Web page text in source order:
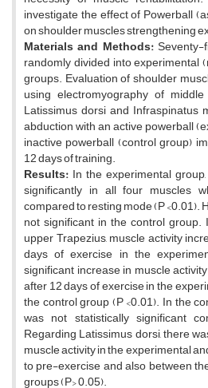
investigate the effect of Powerball
on shoulder muscles strengthening
Materials and Methods:Seventy-
randomly divided into experimental
groups. Evaluation of shoulder
using electromyography of
Latissimus dorsi and Infraspinatus
abduction with an active powerball
inactive powerball (control group)
12 days of training.
Results: In the experimental
significantly in all four muscles
compared to resting mode (P <0.01).
not significant in the control
upper Trapezius, muscle activity
days of exercise in the
significant increase in muscle
after 12 days of exercise in the
the control group (P <0.01). In the
was not statistically significant
Regarding Latissimus dorsi, there
muscle activity in the experimental
to pre-exercise and also between
groups (P> 0.05).